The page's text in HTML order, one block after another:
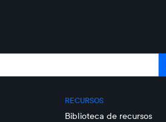
RECURSOS
Biblioteca de recursos